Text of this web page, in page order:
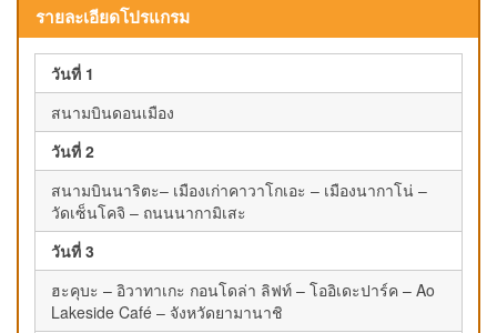
รายละเอียดโปรแกรม
วันที่ 1
สนามบินดอนเมือง
วันที่ 2
สนามบินนาริตะ– เมืองเก่าคาวาโกเอะ – เมืองนากาโน่ –
วัดเซ็นโคจิ – ถนนนากามิเสะ
วันที่ 3
ฮะคุบะ – อิวาทาเกะ กอนโดล่า ลิฟท์ – โออิเดะปาร์ค – Ao
Lakeside Café – จังหวัดยามานาชิ